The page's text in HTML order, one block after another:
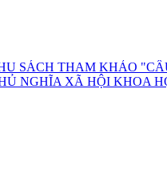
SÁCH THAM KHẢO
NGHĨA XÃ HỘI KHOA